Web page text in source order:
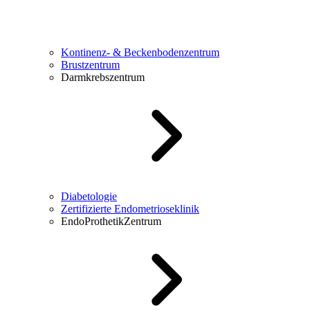
Kontinenz- & Beckenbodenzentrum
Brustzentrum
Darmkrebszentrum
Diabetologie
Zertifizierte Endometrioseklinik
EndoProthetikZentrum